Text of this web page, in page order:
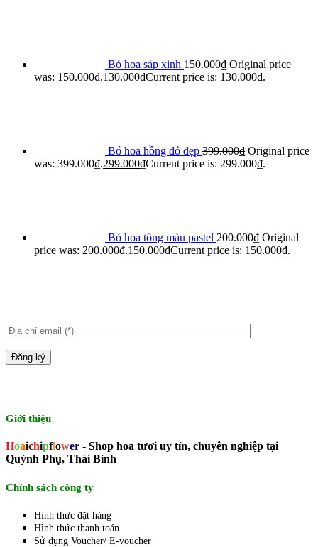
Bó hoa sáp xinh 150.000₫ Original price
was: 150.000₫.130.000₫Current price is: 130.000₫.
Bó hoa hồng đỏ đẹp 399.000₫ Original price
was: 399.000₫.299.000₫Current price is: 299.000₫.
Bó hoa tông màu pastel 200.000₫ Original
price was: 200.000₫.150.000₫Current price is: 150.000₫.
Giới thiệu
Hoaichipflower - Shop hoa tươi uy tín, chuyên nghiệp tại
Quỳnh Phụ, Thái Bình
Chính sách công ty
Hình thức đặt hàng
Hình thức thanh toán
Sử dụng Voucher/ E-voucher